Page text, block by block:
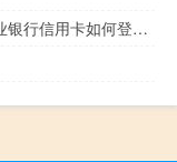
兴业银行信用卡APP积分商城在哪里（兴业银行信用卡如何登录积分商城）